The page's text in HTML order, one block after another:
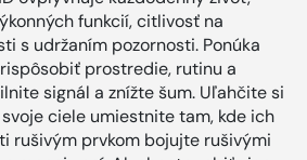
funkcií, citlivosť na
s udržaním pozornosti. Ponúka
prostredie, rutinu a
signál a znížte šum. Uľahčite si
ciele umiestnite tam, kde ich
rušivým prvkom bojujte rušivými